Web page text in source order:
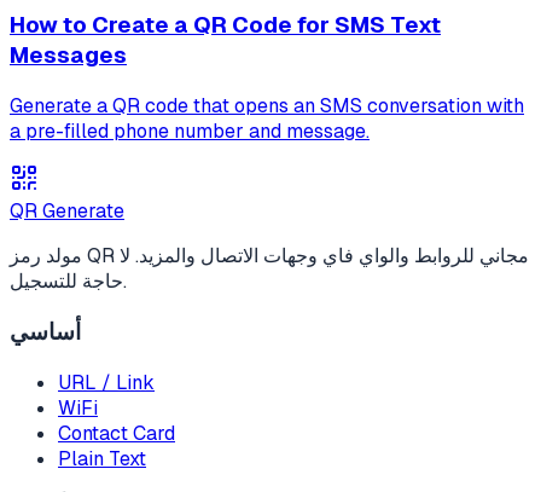
How to Create a QR Code for SMS Text
Messages
Generate a QR code that opens an SMS conversation with
a pre-filled phone number and message.
QR Generate
مولد رمز QR مجاني للروابط والواي فاي وجهات الاتصال والمزيد. لا
حاجة للتسجيل.
أساسي
URL / Link
WiFi
Contact Card
Plain Text